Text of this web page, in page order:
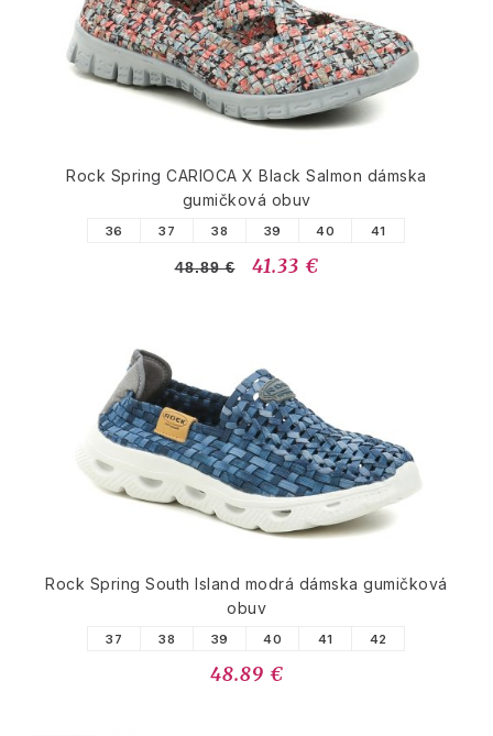
Rock Spring CARIOCA X Black Salmon dámska
gumičková obuv
36 37 38 39 40 41
48.89 € 41.33 €
Rock Spring South Island modrá dámska gumičková
obuv
37 38 39 40 41 42
48.89 €